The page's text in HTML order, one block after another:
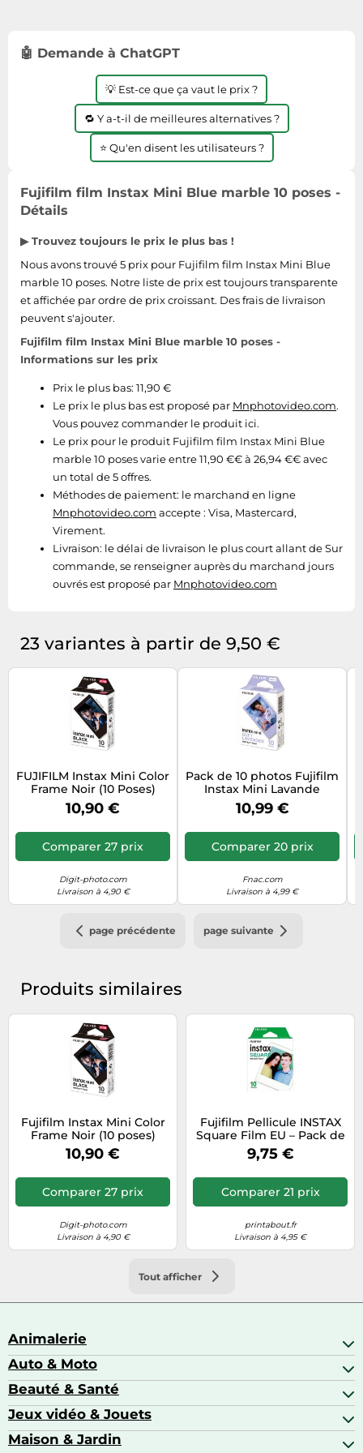
Tondeuses cheveux & barbe
Télévision & vidéo
Électroménager
🤖 Demande à ChatGPT
💡 Est-ce que ça vaut le prix ?
🔁 Y a-t-il de meilleures alternatives ?
⭐ Qu'en disent les utilisateurs ?
Fujifilm film Instax Mini Blue marble 10 poses -
Détails
▶ Trouvez toujours le prix le plus bas !
Nous avons trouvé 5 prix pour Fujifilm film Instax Mini Blue
marble 10 poses. Notre liste de prix est toujours transparente
et affichée par ordre de prix croissant. Des frais de livraison
peuvent s'ajouter.
Fujifilm film Instax Mini Blue marble 10 poses -
Informations sur les prix
Prix le plus bas: 11,90 €
Le prix le plus bas est proposé par Mnphotovideo.com.
Vous pouvez commander le produit ici.
Le prix pour le produit Fujifilm film Instax Mini Blue
marble 10 poses varie entre 11,90 €€ à 26,94 €€ avec
un total de 5 offres.
Méthodes de paiement: le marchand en ligne
Mnphotovideo.com accepte : Visa, Mastercard,
Virement.
Livraison: le délai de livraison le plus court allant de Sur
commande, se renseigner auprès du marchand jours
ouvrés est proposé par Mnphotovideo.com
23 variantes à partir de 9,50 €
FUJIFILM Instax Mini Color
Frame Noir (10 Poses)
10,90 €
Comparer 27 prix
Digit-photo.com
Livraison à 4,90 €
Pack de 10 photos Fujifilm
Instax Mini Lavande
10,99 €
Comparer 20 prix
Fnac.com
Livraison à 4,99 €
page précédente page suivante
Produits similaires
Fujifilm Instax Mini Color
Frame Noir (10 poses)
10,90 €
Comparer 27 prix
Digit-photo.com
Livraison à 4,90 €
Fujifilm Pellicule INSTAX
Square Film EU – Pack de
10
9,75 €
Comparer 21 prix
printabout.fr
Livraison à 4,95 €
Tout afficher
Animalerie
Abris pour animaux sauvages
Aquariophilie
Colliers GPS
Auto & Moto
Accessoires auto
Attelage & portage
Autoradios
Beauté & Santé
Alimentation bébé
Amour & contraception
Jeux vidéo & Jouets
Accessoires de gaming
Maison & Jardin